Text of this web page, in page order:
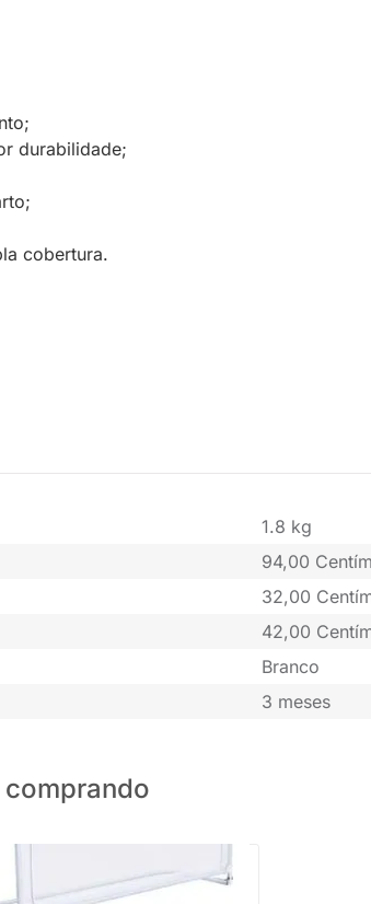
durabilidade;
cobertura.
1.8 kg
94,00
32,00
42,00
Branco
3 meses
PRONTA ENTREGA